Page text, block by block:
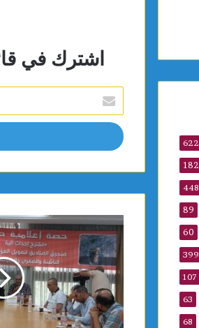
اشترك في
بريدك
الإلكتروني
622
182
448
89
60
399
107
63
68